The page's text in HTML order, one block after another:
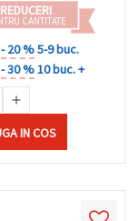
REDUCERI
CANTITATE
- 20 %5-9 buc.
- 30 %10 buc. +
IN COS